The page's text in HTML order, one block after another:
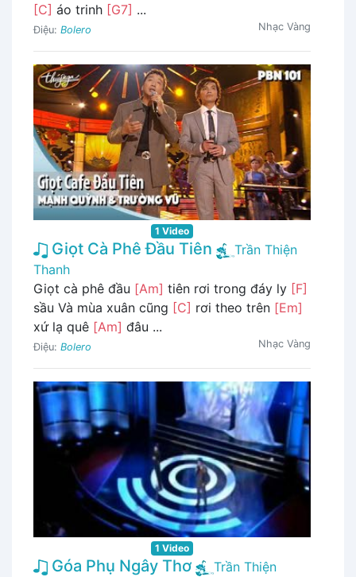
[C] áo trinh [G7] ...
Điệu: Bolero Nhạc Vàng
1 Video
Giọt Cà Phê Đầu Tiên
Trần Thiện
Thanh
Giọt cà phê đầu [Am] tiên rơi trong đáy ly [F]
sầu Và mùa xuân cũng [C] rơi theo trên [Em]
xứ lạ quê [Am] đâu ...
Điệu: Bolero Nhạc Vàng
1 Video
Góa Phụ Ngây Thơ
Trần Thiện